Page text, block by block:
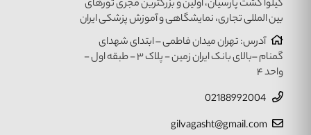
گیلوا گشت پارسیان، اولین و بزرگترین مجری تورهای
بین المللی تجاری، نمایشگاهی و آموزش پزشکی ایران
آدرس: تهران میدان فاطمی – ابتدای شهدای
گمنام –بالای بانک ایران زمین - پلاک ۳ - طبقه اول -
واحد ۴
gilvagasht@gmail.com